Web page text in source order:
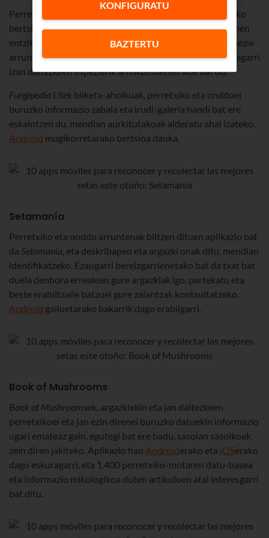
Perretxikoak identifikatzeko beste aplikazio bat da, doako
bertsioa eta ordainpekoa dituena. Espainiako perretxikoen
entziklopedia handiaren aplikazio ofiziala da. Jateko espezie
arruntenen fitxara sartzeko aukera ematen du, eta nahasgarri
izan daitezkeen espezierik arriskutsuenen atal bat du.
Fungipedia Litek bilketa-aholkuak, perretxiko eta onddoei
buruzko informazio zabala eta irudi-galeria handi bat ere
eskaintzen du, mendian aurkitutakoak alderatu ahal izateko.
Android mugikorretarako bertsioa dauka.
Setamanía
Perretxiko eta onddo arruntenak biltzen dituen aplikazio bat
da Setamania, eta deskribapen eta argazki onak ditu, mendian
identifikatzeko. Ezaugarri bereizgarrienetako bat da txat bat
duela denbora errealean gure argazkiak igo, partekatu eta
beste erabiltzaile batzuei gure zalantzak kontsultatzeko.
Android gailuetarako bakarrik dago erabilgarri.
Book of Mushrooms
Book of Mushroomsek, argazkiekin eta jan daitezkeen
perretxikoei eta jan ezin direnei buruzko datuekin informazio
ugari emateaz gain, egutegi bat ere badu, sasoian sasoikoak
zein diren jakiteko. Aplikazio hau Androiderako eta iOSerako
dago eskuragarri, eta 1.400 perretxiko-motaren datu-basea
eta informazio mikologikoa duten artikuluen atal interesgarri
bat ditu.
KONFIGURATU
BAZTERTU